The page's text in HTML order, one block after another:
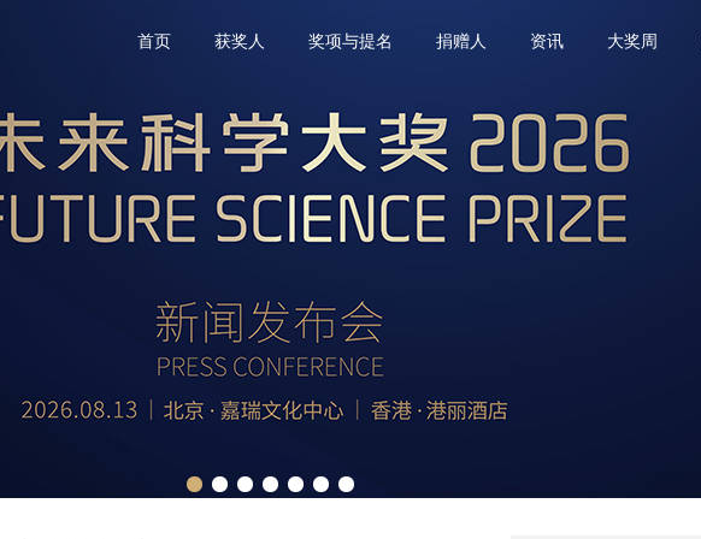
首页 获奖人 奖项与提名 捐赠人 资讯 大奖周